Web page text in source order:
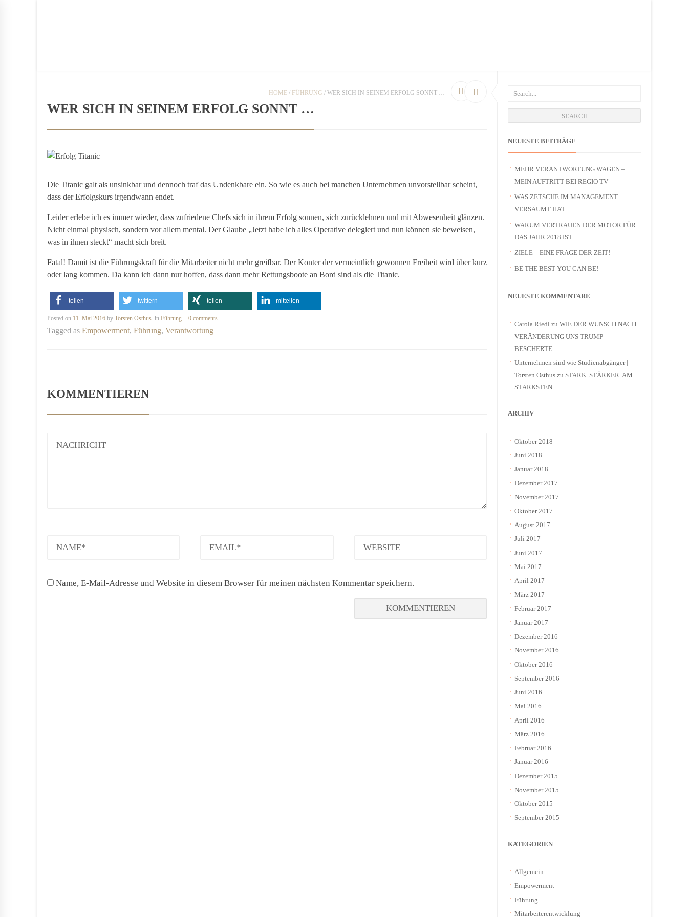
NEUESTE BEITRÄGE
MEHR VERANTWORTUNG WAGEN –
MEIN AUFTRITT BEI REGIO TV
WAS ZETSCHE IM MANAGEMENT
VERSÄUMT HAT
WARUM VERTRAUEN DER MOTOR FÜR
DAS JAHR 2018 IST
ZIELE – EINE FRAGE DER ZEIT!
BE THE BEST YOU CAN BE!
NEUESTE KOMMENTARE
Carola Riedl zu WIE DER WUNSCH NACH
VERÄNDERUNG UNS TRUMP
BESCHERTE
Unternehmen sind wie Studienabgänger |
Torsten Osthus zu STARK. STÄRKER. AM
STÄRKSTEN.
ARCHIV
Oktober 2018
Juni 2018
Januar 2018
Dezember 2017
November 2017
Oktober 2017
August 2017
Juli 2017
Juni 2017
Mai 2017
April 2017
März 2017
Februar 2017
Januar 2017
Dezember 2016
November 2016
Oktober 2016
September 2016
Juni 2016
Mai 2016
April 2016
März 2016
Februar 2016
Januar 2016
Dezember 2015
November 2015
Oktober 2015
September 2015
KATEGORIEN
Allgemein
Empowerment
Führung
Mitarbeiterentwicklung
HOME/ FÜHRUNG / WER SICH IN SEINEM ERFOLG SONNT …
WER SICH IN SEINEM ERFOLG SONNT …
Die Titanic galt als unsinkbar und dennoch traf das Undenkbare ein. So wie es auch bei manchen Unternehmen unvorstellbar scheint,
dass der Erfolgskurs irgendwann endet.
Leider erlebe ich es immer wieder, dass zufriedene Chefs sich in ihrem Erfolg sonnen, sich zurücklehnen und mit Abwesenheit glänzen.
Nicht einmal physisch, sondern vor allem mental. Der Glaube „Jetzt habe ich alles Operative delegiert und nun können sie beweisen,
was in ihnen steckt“ macht sich breit.
Fatal! Damit ist die Führungskraft für die Mitarbeiter nicht mehr greifbar. Der Konter der vermeintlich gewonnen Freiheit wird über kurz
oder lang kommen. Da kann ich dann nur hoffen, dass dann mehr Rettungsboote an Bord sind als die Titanic.
teilen twittern teilen mitteilen
Posted on 11. Mai 2016 by Torsten Osthus in Führung 0 comments
Tagged as Empowerment, Führung, Verantwortung
KOMMENTIEREN
Name, E-Mail-Adresse und Website in diesem Browser für meinen nächsten Kommentar speichern.